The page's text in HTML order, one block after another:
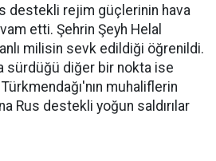
destekli rejim güçlerinin hava
etti. Şehrin Şeyh Helal
milisin sevk edildiği öğrenildi.
sürdüğü diğer bir nokta ise
muhaliflerin
Rus destekli yoğun saldırılar